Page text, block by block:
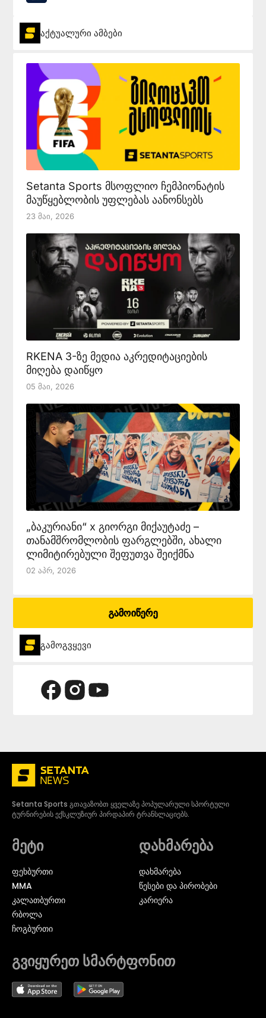
აქტუალური ამბები
Setanta Sports მსოფლიო ჩემპიონატის
მაუწყებლობის უფლებას აანონსებს
23 Მაი, 2026
RKENA 3-ზე მედია აკრედიტაციების
მიღება დაიწყო
05 Მაი, 2026
„ბაკურიანი“ x გიორგი მიქაუტაძე –
თანამშრომლობის ფარგლებში, ახალი
ლიმიტირებული შეფუთვა შეიქმნა
02 Აპრ, 2026
გამოიწერე
გამოგვყევი
Setanta Sports გთავაზობთ ყველაზე პოპულარული სპორტული
ტურნირების ექსკლუზიურ პირდაპირ ტრანსლაციებს.
მეტი
ᲤᲔᲮᲑᲣᲠᲗᲘ
MMA
ᲙᲐᲚᲐᲗᲑᲣᲠᲗᲘ
ᲠᲑᲝᲚᲐ
ᲩᲝᲒᲑᲣᲠᲗᲘ
დახმარება
დახმარება
წესები და პირობები
კარიერა
გვიყურეთ სმარტფონით